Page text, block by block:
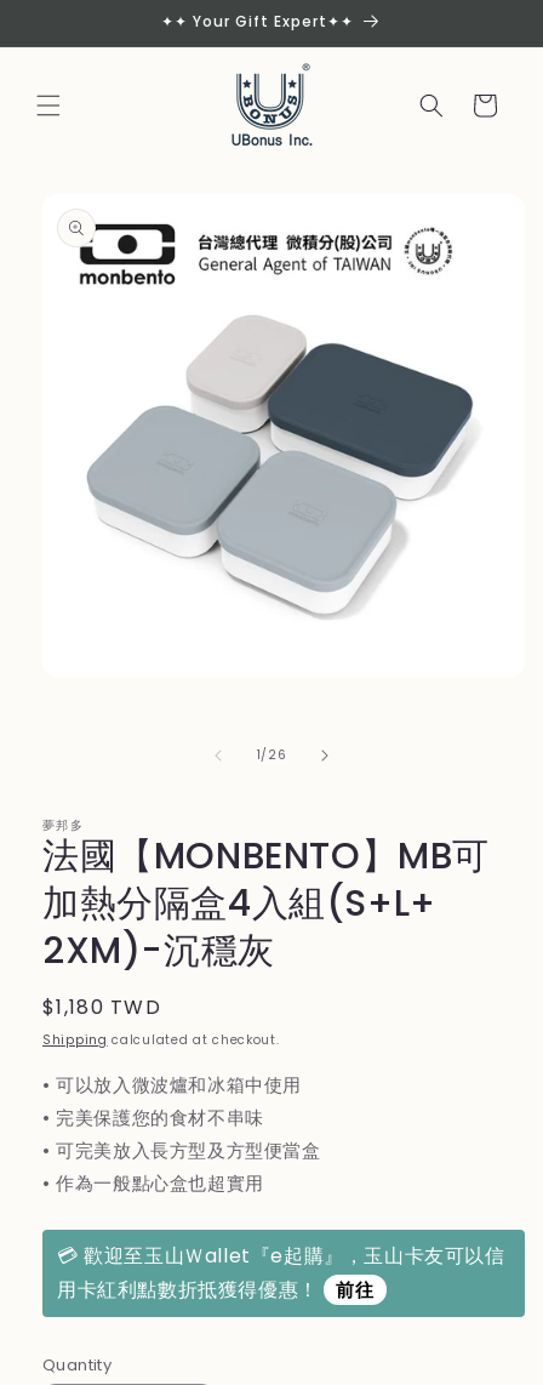
✦✦ Your Gift Expert✦✦
Cart
product
information
1/ of
26
夢邦多
法國【MONBENTO】MB可
加熱分隔盒4入組(S+L+
2XM)-沉穩灰
Regular
price
$1,180 TWD
Shipping calculated at checkout.
• 可以放入微波爐和冰箱中使用
• 完美保護您的食材不串味
• 可完美放入長方型及方型便當盒
• 作為一般點心盒也超實用
💳 歡迎至玉山Ｗallet『e起購』，玉山卡友可以信
用卡紅利點數折抵獲得優惠！ 前往
Quantity